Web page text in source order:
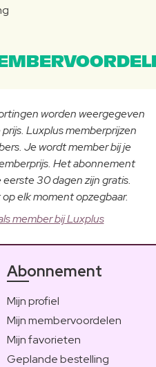
worden weergegeven
Luxplus memberprijzen
Je wordt member bij je
Het abonnement
30 dagen zijn gratis.
elk moment opzegbaar.
member bij Luxplus
Abonnement
Mijn profiel
Mijn membervoordelen
Mijn favorieten
Geplande bestelling